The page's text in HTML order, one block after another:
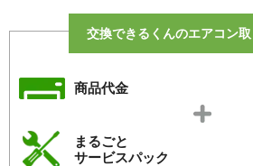
交換できるくんのエアコン
商品代金
まるごと
サービスパック